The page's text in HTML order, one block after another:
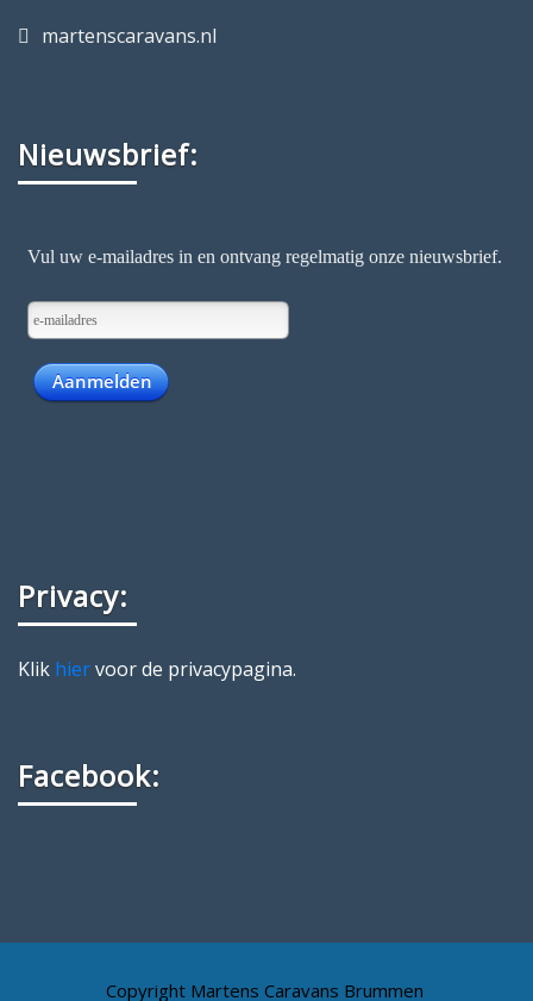
martenscaravans.nl
Nieuwsbrief:
Privacy:
Klik hiervoor de privacypagina.
Facebook:
Copyright Martens Caravans Brummen